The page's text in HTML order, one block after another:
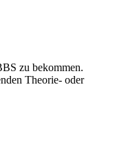
zu bekommen.
Theorie- oder